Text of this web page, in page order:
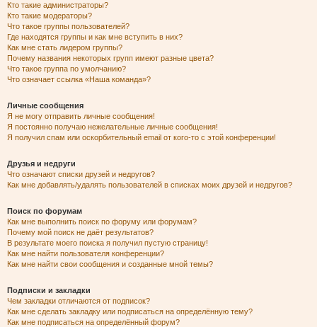
Кто такие администраторы?
Кто такие модераторы?
Что такое группы пользователей?
Где находятся группы и как мне вступить в них?
Как мне стать лидером группы?
Почему названия некоторых групп имеют разные цвета?
Что такое группа по умолчанию?
Что означает ссылка «Наша команда»?
Личные сообщения
Я не могу отправить личные сообщения!
Я постоянно получаю нежелательные личные сообщения!
Я получил спам или оскорбительный email от кого-то с этой конференции!
Друзья и недруги
Что означают списки друзей и недругов?
Как мне добавлять/удалять пользователей в списках моих друзей и недругов?
Поиск по форумам
Как мне выполнить поиск по форуму или форумам?
Почему мой поиск не даёт результатов?
В результате моего поиска я получил пустую страницу!
Как мне найти пользователя конференции?
Как мне найти свои сообщения и созданные мной темы?
Подписки и закладки
Чем закладки отличаются от подписок?
Как мне сделать закладку или подписаться на определённую тему?
Как мне подписаться на определённый форум?